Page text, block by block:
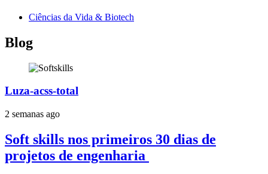
Ciências da Vida & Biotech
Blog
Luza-acss-total
2 semanas ago
Soft skills nos primeiros 30 dias de
projetos de engenharia